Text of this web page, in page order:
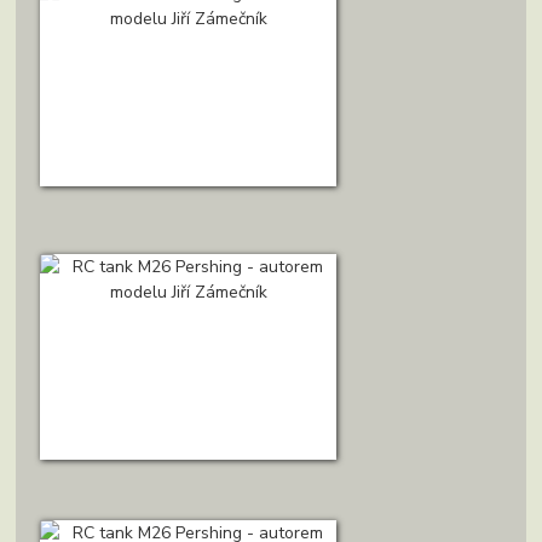
M26 Pershing Autor: J. Zámečník
ZOBRAZIT DETAIL
M26 Pershing Autor: J. Zámečník
ZOBRAZIT DETAIL